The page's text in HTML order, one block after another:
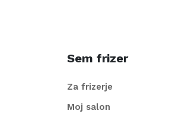
Sem frizer
Za frizerje
Moj salon